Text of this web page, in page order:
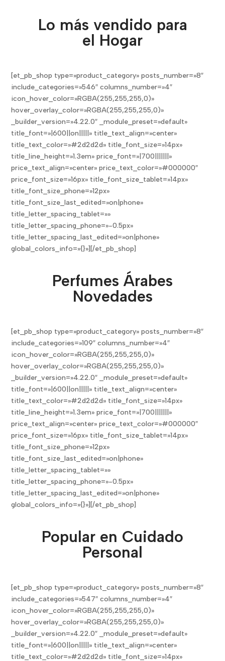
Lo más vendido para
el Hogar
[et_pb_shop type=»product_category» posts_number=»8″
include_categories=»546″ columns_number=»4″
icon_hover_color=»RGBA(255,255,255,0)»
hover_overlay_color=»RGBA(255,255,255,0)»
_builder_version=»4.22.0″ _module_preset=»default»
title_font=»|600||on|||||» title_text_align=»center»
title_text_color=»#2d2d2d» title_font_size=»14px»
title_line_height=»1.3em» price_font=»|700|||||||»
price_text_align=»center» price_text_color=»#000000″
price_font_size=»16px» title_font_size_tablet=»14px»
title_font_size_phone=»12px»
title_font_size_last_edited=»on|phone»
title_letter_spacing_tablet=»»
title_letter_spacing_phone=»-0.5px»
title_letter_spacing_last_edited=»on|phone»
global_colors_info=»{}»][/et_pb_shop]
Perfumes Árabes
Novedades
[et_pb_shop type=»product_category» posts_number=»8″
include_categories=»109″ columns_number=»4″
icon_hover_color=»RGBA(255,255,255,0)»
hover_overlay_color=»RGBA(255,255,255,0)»
_builder_version=»4.22.0″ _module_preset=»default»
title_font=»|600||on|||||» title_text_align=»center»
title_text_color=»#2d2d2d» title_font_size=»14px»
title_line_height=»1.3em» price_font=»|700|||||||»
price_text_align=»center» price_text_color=»#000000″
price_font_size=»16px» title_font_size_tablet=»14px»
title_font_size_phone=»12px»
title_font_size_last_edited=»on|phone»
title_letter_spacing_tablet=»»
title_letter_spacing_phone=»-0.5px»
title_letter_spacing_last_edited=»on|phone»
global_colors_info=»{}»][/et_pb_shop]
Popular en Cuidado
Personal
[et_pb_shop type=»product_category» posts_number=»8″
include_categories=»547″ columns_number=»4″
icon_hover_color=»RGBA(255,255,255,0)»
hover_overlay_color=»RGBA(255,255,255,0)»
_builder_version=»4.22.0″ _module_preset=»default»
title_font=»|600||on|||||» title_text_align=»center»
title_text_color=»#2d2d2d» title_font_size=»14px»